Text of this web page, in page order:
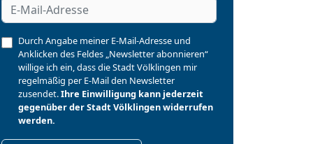
Durch Angabe meiner E-Mail-Adresse und
Anklicken des Feldes „Newsletter abonnieren“
willige ich ein, dass die Stadt Völklingen mir
regelmäßig per E-Mail den Newsletter
zusendet.Ihre Einwilligung kann jederzeit
gegenüber der Stadt Völklingen widerrufen
werden.